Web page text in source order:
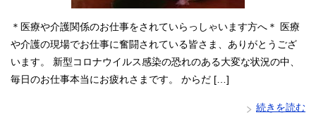
＊医療や介護関係のお仕事をされていらっしゃいます方へ＊ 医療
や介護の現場でお仕事に奮闘されている皆さま、ありがとうござ
います。 新型コロナウイルス感染の恐れのある大変な状況の中、
毎日のお仕事本当にお疲れさまです。 からだ […]
続きを読む